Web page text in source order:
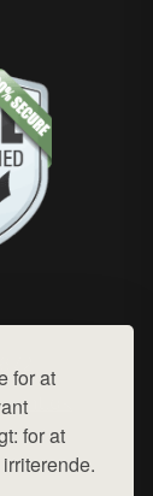
for at
for at